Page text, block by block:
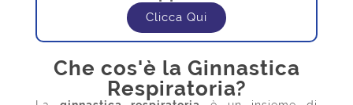
Clicca Qui
Che cos'è la Ginnastica
Respiratoria?